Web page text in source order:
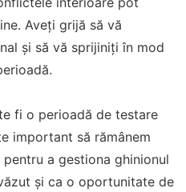
Aveți grijă să vă
și să vă sprijiniți în mod
fi o perioadă de testare
important să rămânem
a gestiona ghinionul
și ca o oportunitate de